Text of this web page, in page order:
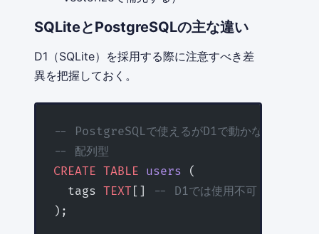
SQLiteとPostgreSQLの主な違い
D1（SQLite）を採用する際に注意すべき差
異を把握しておく。
-- PostgreSQLで使えるがD1で動かない例
-- 配列型
CREATE TABLE users (
  tags
TEXT []
-- D1では使用不可
);